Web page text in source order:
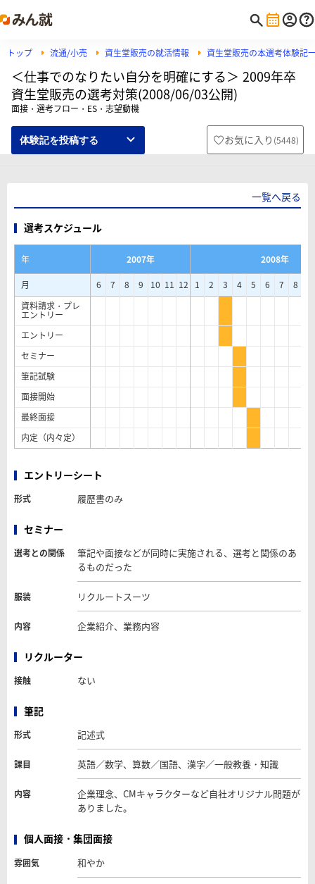
トップ 流通/小売 資生堂販売の就活情報 資生堂販売の本選考体験記
＜仕事でのなりたい自分を明確にする＞ 2009年卒
資生堂販売の選考対策(2008/06/03公開)
面接・選考フロー・ES・志望動機
体験記を投稿する お気に入り (5448)
一覧へ戻る
選考スケジュール
年 2007年
2008年
月
6 7 8 9 10 11 12 1 2 3 4 5 6 7 8
資料請求・プレ
エントリー
エントリー
セミナー
筆記試験
面接開始
最終面接
内定（内々定）
エントリーシート
形式 履歴書のみ
セミナー
選考との関係
筆記や面接などが同時に実施される、選考と関係のあ
るものだった
服装 リクルートスーツ
内容 企業紹介、業務内容
リクルーター
接触 ない
筆記
形式 記述式
課目 英語／数学、算数／国語、漢字／一般教養・知識
内容
企業理念、CMキャラクターなど自社オリジナル問題が
ありました。
個人面接・集団面接
雰囲気 和やか